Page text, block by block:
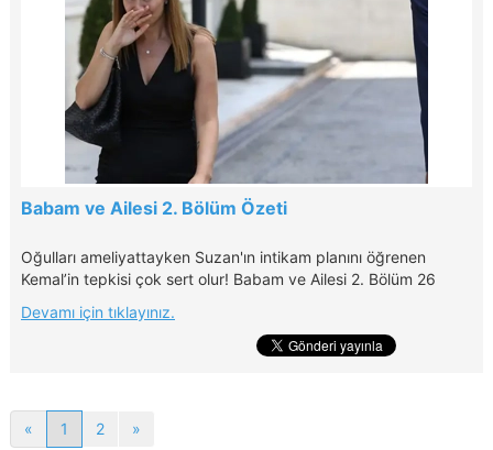
Babam ve Ailesi 2. Bölüm Özeti
Oğulları ameliyattayken Suzan'ın intikam planını öğrenen
Kemal’in tepkisi çok sert olur! Babam ve Ailesi 2. Bölüm 26
Devamı için tıklayınız.
« 1 2 »